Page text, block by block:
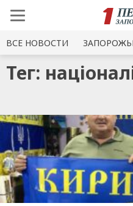
ВСЕ НОВОСТИ
Тег: